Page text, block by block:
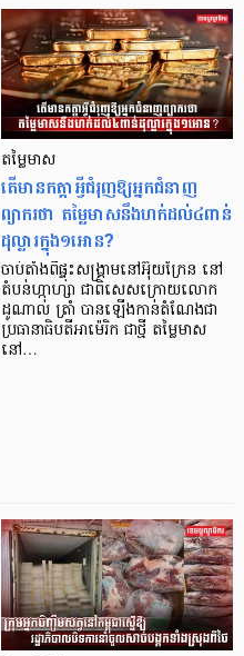
តម្លៃមាស
តើមានកត្តាអ្វីជំរុញឱ្យអ្នកជំនាញ
ព្យាករថា តម្លៃមាសនឹងហក់ដល់៤ពាន់
ដុល្លារក្នុង១អោន?
ចាប់តាំងពីផ្ទុះសង្គ្រាមនៅអ៊ុយក្រែន នៅ
តំបន់ហ្កាហ្សា ជាពិសេសក្រោយលោក
ដូណាល់ ត្រាំ បានឡើងកាន់តំណែងជា
ប្រធានាធិបតីអាម៉េរិក ជាថ្មី តម្លៃមាស
នៅ…